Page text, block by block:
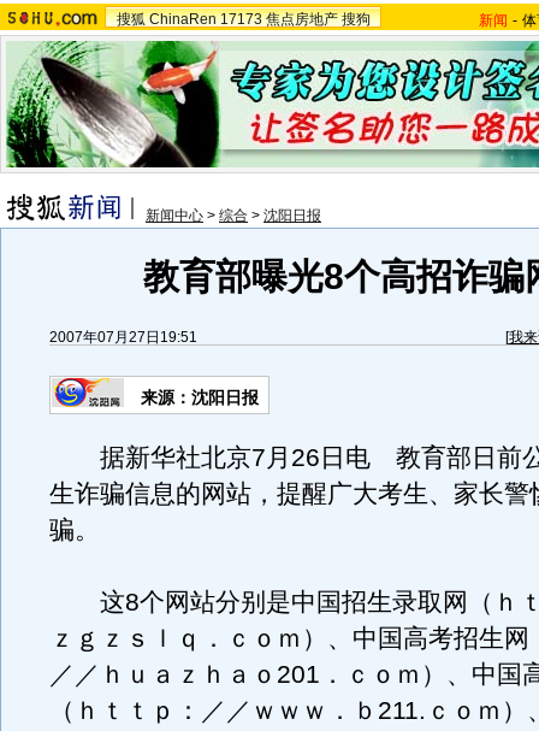
搜狐 ChinaRen 17173 焦点房地产 搜狗 新闻 -
新闻中心 > 综合 > 沈阳日报
教育部曝光8个高招诈骗
2007年07月27日19:51 [我
来源：沈阳日报
据新华社北京7月26日电 教育部日前
生诈骗信息的网站，提醒广大考生、家长警
骗。
这8个网站分别是中国招生录取网（ｈ
ｚｇｚｓｌｑ．ｃｏｍ）、中国高考招生
／／ｈｕａｚｈａｏ201．ｃｏｍ）、中国
（ｈｔｔｐ：／／ｗｗｗ．ｂ211.ｃｏｍ）